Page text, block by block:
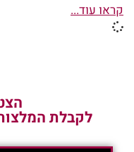
קראו עוד...
לקבלת